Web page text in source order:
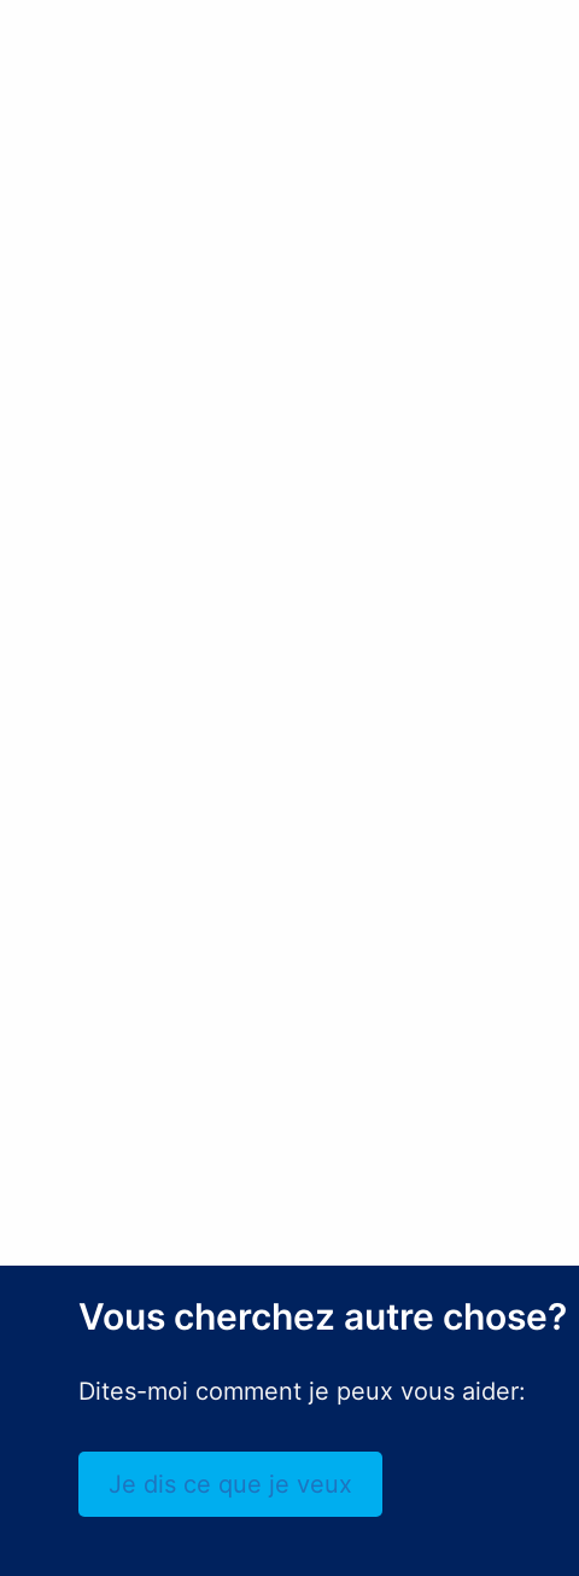
Vous cherchez autre chose?
Dites-moi comment je peux vous aider:
Je dis ce que je veux